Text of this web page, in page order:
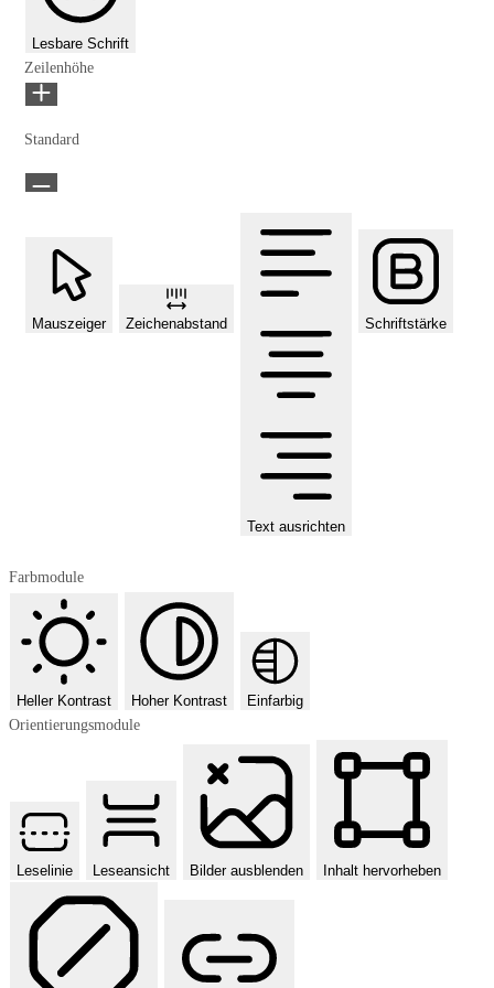
Lesbare Schrift
Zeilenhöhe
Standard
Mauszeiger Zeichenabstand
Text ausrichten
Schriftstärke
Farbmodule
Heller Kontrast Hoher Kontrast
Einfarbig
Orientierungsmodule
Leselinie Leseansicht Bilder ausblenden Inhalt hervorheben